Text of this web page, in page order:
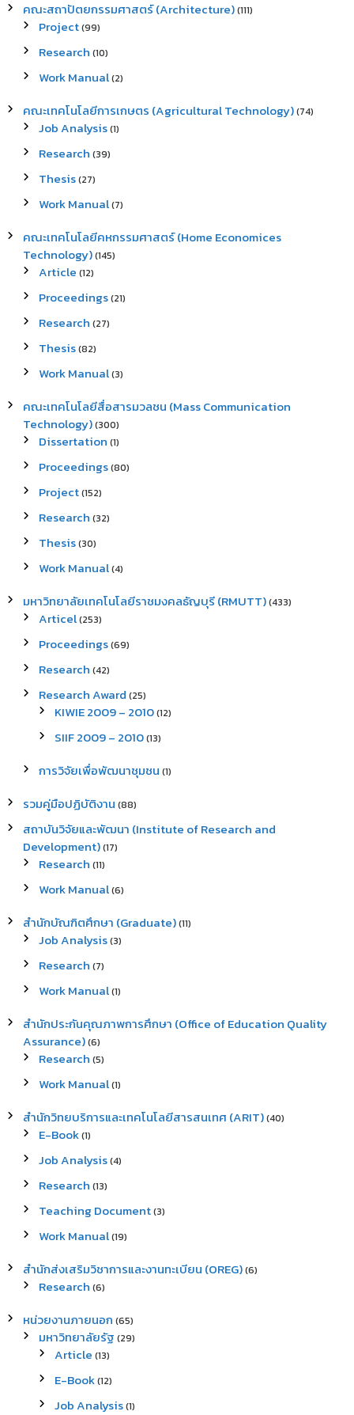
คณะสถาปัตยกรรมศาสตร์ (Architecture)(111)
Project(99)
Research (10)
Work Manual(2)
คณะเทคโนโลยีการเกษตร (Agricultural Technology)(74)
Job Analysis(1)
Research (39)
Thesis(27)
Work Manual(7)
คณะเทคโนโลยีคหกรรมศาสตร์ (Home Economices
Technology)(145)
Article (12)
Proceedings(21)
Research (27)
Thesis(82)
Work Manual(3)
คณะเทคโนโลยีสื่อสารมวลชน (Mass Communication
Technology)(300)
Dissertation (1)
Proceedings(80)
Project(152)
Research (32)
Thesis(30)
Work Manual(4)
มหาวิทยาลัยเทคโนโลยีราชมงคลธัญบุรี (RMUTT)(433)
Articel(253)
Proceedings(69)
Research (42)
Research Award (25)
KIWIE 2009 – 2010(12)
SIIF 2009 – 2010(13)
การวิจัยเพื่อพัฒนาชุมชน (1)
รวมคู่มือปฏิบัติงาน (88)
สถาบันวิจัยและพัฒนา (Institute of Research and
Development)(17)
Research (11)
Work Manual(6)
สำนักบัณฑิตศึกษา (Graduate)(11)
Job Analysis(3)
Research (7)
Work Manual(1)
สำนักประกันคุณภาพการศึกษา (Office of Education Quality
Assurance)(6)
Research (5)
Work Manual(1)
สำนักวิทยบริการและเทคโนโลยีสารสนเทศ (ARIT)(40)
E-Book(1)
Job Analysis(4)
Research (13)
Teaching Document(3)
Work Manual(19)
สำนักส่งเสริมวิชาการและงานทะเบียน (OREG)(6)
Research (6)
หน่วยงานภายนอก (65)
มหาวิทยาลัยรัฐ (29)
Article (13)
E-Book(12)
Job Analysis(1)